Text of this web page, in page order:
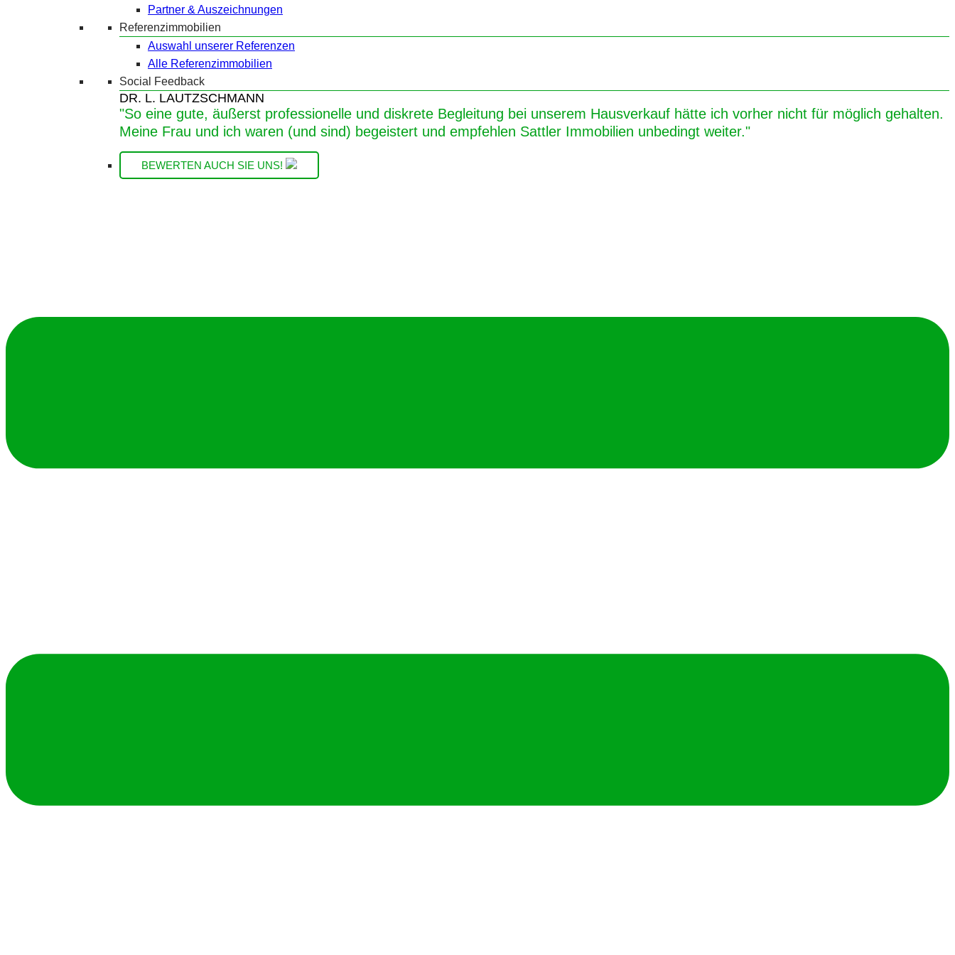
Partner & Auszeichnungen
Referenzimmobilien
Auswahl unserer Referenzen
Alle Referenzimmobilien
Social Feedback
DR. L. LAUTZSCHMANN
"So eine gute, äußerst professionelle und diskrete Begleitung bei unserem Hausverkauf hätte ich vorher nicht für möglich gehalten.
Meine Frau und ich waren (und sind) begeistert und empfehlen Sattler Immobilien unbedingt weiter."
BEWERTEN AUCH SIE UNS!